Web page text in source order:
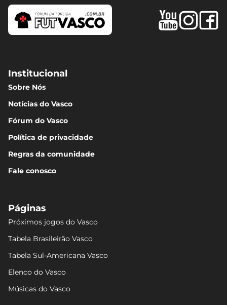
Institucional
Sobre Nós
Notícias do Vasco
Fórum do Vasco
Política de privacidade
Regras da comunidade
Fale conosco
Páginas
Próximos jogos do Vasco
Tabela Brasileirão Vasco
Tabela Sul-Americana Vasco
Elenco do Vasco
Músicas do Vasco